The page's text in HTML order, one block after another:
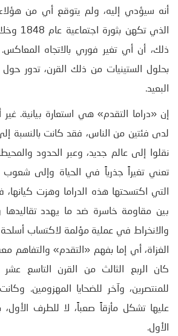
أنه سيؤدي إليه، ولم يتوقع أي من
الذي
ذلك، أن أي تغير فوري بالاتجاه
بحلول الستينيات من ذلك القرن، تدور
البعيد.
إن «دراما التقدم» هي استعارة بيانية. غير
لدى فئتين من الناس، فقد كانت بالنسبة إلى
نقلوا إلى عالم جديد، وعبر الحدود
تعني تغيراً جذرياً في الحياة وإلى شعوب
التي اكتسحتها هذه الدراما وهزت كيانها،
بين مقاومة خاسرة ضد ما يهدد تقاليدها
والانخراط في عملية مؤلمة لاكتساب
الغزاة، أي إما بفهم «التقدم» والتفاهم
كان الربع الثالث من القرن التاسع
للمنتصرين، وآخر للضحايا المهزومين.
عليها تشكل مأزقاً صعباً، لا للطرف
الأول.